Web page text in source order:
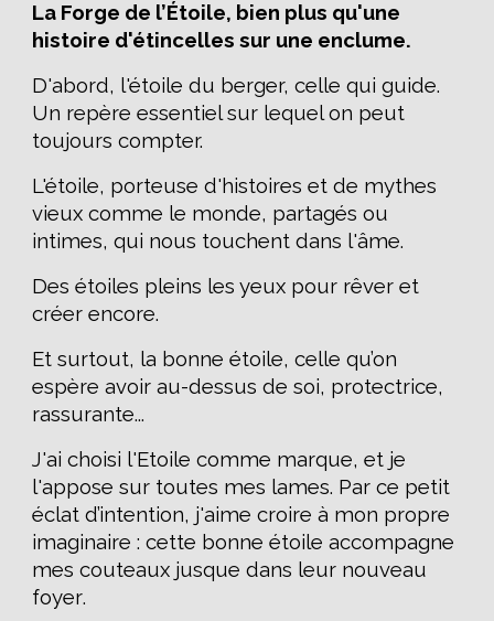
La Forge de l’Étoile, bien plus qu'une
histoire d'étincelles sur une enclume.
D'abord, l'étoile du berger, celle qui guide.
Un repère essentiel sur lequel on peut
toujours compter.
L'étoile, porteuse d'histoires et de mythes
vieux comme le monde, partagés ou
intimes, qui nous touchent dans l'âme.
Des étoiles pleins les yeux pour rêver et
créer encore.
Et surtout, la bonne étoile, celle qu’on
espère avoir au-dessus de soi, protectrice,
rassurante...
J'ai choisi l'Etoile comme marque, et je
l'appose sur toutes mes lames. Parce petit
éclat d’intention, j'aime croire à mon propre
imaginaire :cette bonne étoile accompagne
mes couteaux jusque dans leur nouveau
foyer.